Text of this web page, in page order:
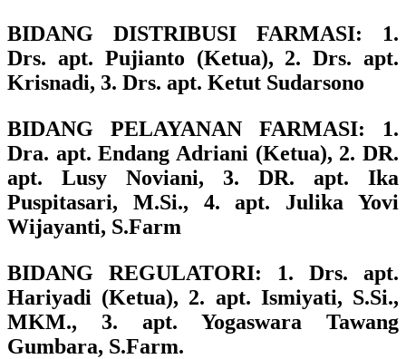
BIDANG DISTRIBUSI FARMASI: 1.
Drs. apt. Pujianto (Ketua), 2. Drs. apt.
Krisnadi, 3. Drs. apt. Ketut Sudarsono
BIDANG PELAYANAN FARMASI: 1.
Dra. apt. Endang Adriani (Ketua), 2. DR.
apt. Lusy Noviani, 3. DR. apt. Ika
Puspitasari, M.Si., 4. apt. Julika Yovi
Wijayanti, S.Farm
BIDANG REGULATORI: 1. Drs. apt.
Hariyadi (Ketua), 2. apt. Ismiyati, S.Si.,
MKM., 3. apt. Yogaswara Tawang
Gumbara, S.Farm.